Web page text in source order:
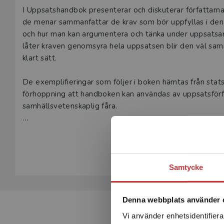
Samtycke
Denna webbplats använder
Vi använder
Beskrivning
I Uppsatshandbok presenterar och diskuterar
de menar sammanfattar de krav som bör uppfyllas i
och hur man kan argumentera och tänka under
låter kraven genomsyra hela uppsatsen blir den väl
klart sätt.
De exemplifieringar som följer i boken hämtas från
förhoppning att handboken kan användas av
samhällsvetenskaplig fåra.
uppsats eller en lite längre studenttext är desamma,